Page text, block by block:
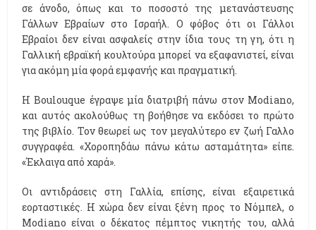
σε άνοδο, όπως και το ποσοστό της μετανάστευσης
Γάλλων Εβραίων στο Ισραήλ. Ο φόβος ότι οι Γάλλοι
Εβραίοι δεν είναι ασφαλείς στην ίδια τους τη γη, ότι η
Γαλλική εβραϊκή κουλτούρα μπορεί να εξαφανιστεί, είναι
για ακόμη μία φορά εμφανής και πραγματική.
Η Boulouque έγραψε μία διατριβή πάνω στον Modiano,
και αυτός ακολούθως τη βοήθησε να εκδόσει το πρώτο
της βιβλίο. Τον θεωρεί ως τον μεγαλύτερο εν ζωή Γαλλο
συγγραφέα. «Χοροπηδάω πάνω κάτω ασταμάτητα» είπε.
«Έκλαιγα από χαρά».
Οι αντιδράσεις στη Γαλλία, επίσης, είναι εξαιρετικά
εορταστικές. Η χώρα δεν είναι ξένη προς το Νόμπελ, o
Modiano είναι ο δέκατος πέμπτος νικητής του, αλλά